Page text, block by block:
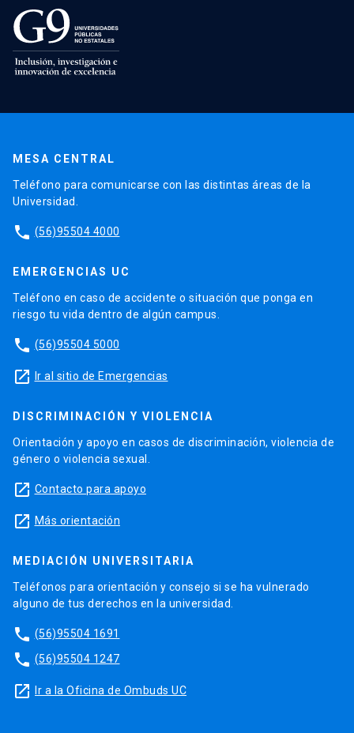
MESA CENTRAL
Teléfono para comunicarse con las distintas áreas de la
Universidad.
phone (56)95504 4000
EMERGENCIAS UC
Teléfono en caso de accidente o situación que ponga en
riesgo tu vida dentro de algún campus.
phone (56)95504 5000
launch Ir al sitio de Emergencias
DISCRIMINACIÓN Y VIOLENCIA
Orientación y apoyo en casos de discriminación, violencia de
género o violencia sexual.
launch Contacto para apoyo
launch Más orientación
MEDIACIÓN UNIVERSITARIA
Teléfonos para orientación y consejo si se ha vulnerado
alguno de tus derechos en la universidad.
phone (56)95504 1691
phone (56)95504 1247
launch Ir a la Oficina de Ombuds UC